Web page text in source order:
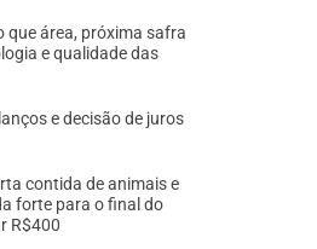
que área, próxima safra
e qualidade das
e decisão de juros
contida de animais e
forte para o final do
R$400